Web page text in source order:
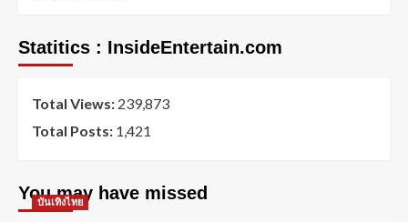
Statitics : InsideEntertain.com
Total Views: 239,873
Total Posts: 1,421
You may have missed
บันเทิงไทย